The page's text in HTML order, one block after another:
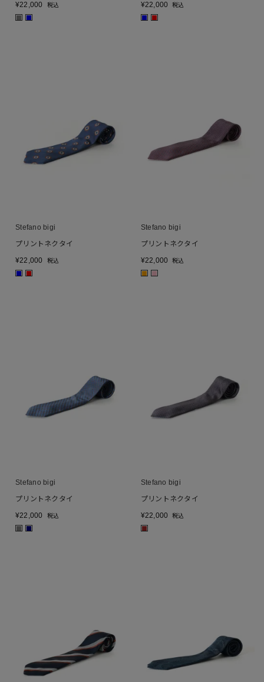
¥22,000 税込
¥22,000 税込
Stefano bigi
プリントネクタイ
¥22,000 税込
■ ■
Stefano bigi
プリントネクタイ
¥22,000 税込
■ ■
Stefano bigi
プリントネクタイ
¥22,000 税込
■ ■
Stefano bigi
プリントネクタイ
¥22,000 税込
■